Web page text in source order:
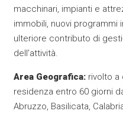
macchinari, impianti e
immobili, nuovi programmi
ulteriore contributo di
dell’attività.
Area Geografica:rivolto a
residenza entro 60 giorni
Abruzzo, Basilicata,